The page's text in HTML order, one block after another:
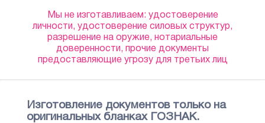
Мы не изготавливаем: удостоверение
личности, удостоверение силовых структур,
разрешение на оружие, нотариальные
доверенности, прочие документы
предоставляющие угрозу для третьих лиц
Изготовление документов только на
оригинальных бланках ГОЗНАК.